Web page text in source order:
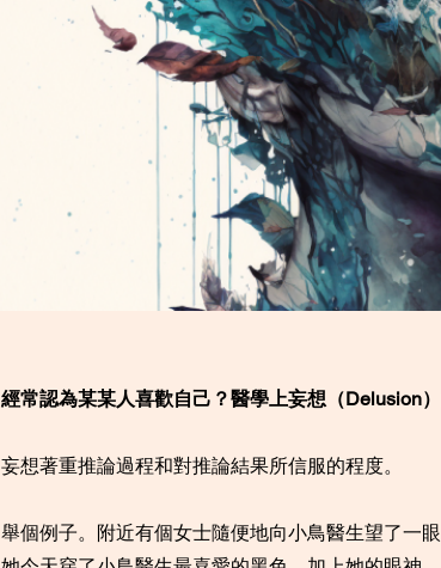
經常認為某某人喜歡自己？醫學上妄想（Delusion）
妄想著重推論過程和對推論結果所信服的程度。
舉個例子。附近有個女士隨便地向小鳥醫生望了一